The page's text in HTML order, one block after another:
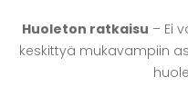
Huoleton ratkaisu – Ei
keskittyä mukavampiin